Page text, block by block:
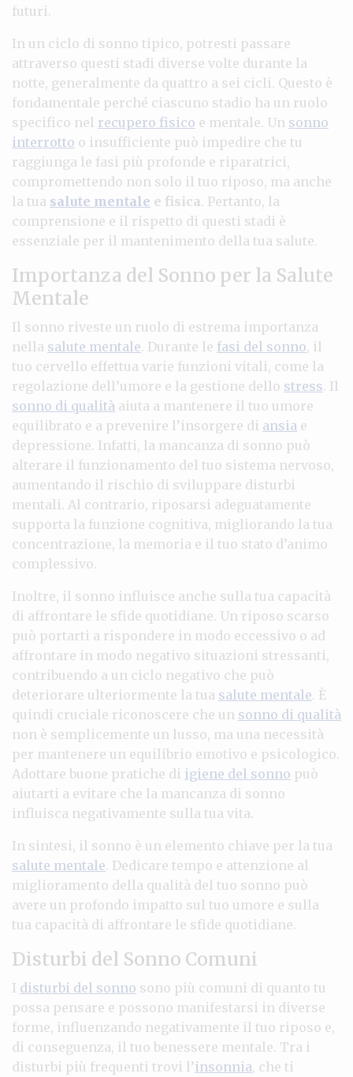
futuri.
In un ciclo di sonno tipico, potresti passare
attraverso questi stadi diverse volte durante la
notte, generalmente da quattro a sei cicli. Questo è
fondamentale perché ciascuno stadio ha un ruolo
specifico nel recupero fisico e mentale. Un sonno
interrotto o insufficiente può impedire che tu
raggiunga le fasi più profonde e riparatrici,
compromettendo non solo il tuo riposo, ma anche
la tua salute mentale e fisica. Pertanto, la
comprensione e il rispetto di questi stadi è
essenziale per il mantenimento della tua salute.
Importanza del Sonno per la Salute
Mentale
Il sonno riveste un ruolo di estrema importanza
nella salute mentale. Durante le fasi del sonno, il
tuo cervello effettua varie funzioni vitali, come la
regolazione dell’umore e la gestione dello stress. Il
sonno di qualità aiuta a mantenere il tuo umore
equilibrato e a prevenire l’insorgere di ansia e
depressione. Infatti, la mancanza di sonno può
alterare il funzionamento del tuo sistema nervoso,
aumentando il rischio di sviluppare disturbi
mentali. Al contrario, riposarsi adeguatamente
supporta la funzione cognitiva, migliorando la tua
concentrazione, la memoria e il tuo stato d’animo
complessivo.
Inoltre, il sonno influisce anche sulla tua capacità
di affrontare le sfide quotidiane. Un riposo scarso
può portarti a rispondere in modo eccessivo o ad
affrontare in modo negativo situazioni stressanti,
contribuendo a un ciclo negativo che può
deteriorare ulteriormente la tua salute mentale. È
quindi cruciale riconoscere che un sonno di qualità
non è semplicemente un lusso, ma una necessità
per mantenere un equilibrio emotivo e psicologico.
Adottare buone pratiche di igiene del sonno può
aiutarti a evitare che la mancanza di sonno
influisca negativamente sulla tua vita.
In sintesi, il sonno è un elemento chiave per la tua
salute mentale. Dedicare tempo e attenzione al
miglioramento della qualità del tuo sonno può
avere un profondo impatto sul tuo umore e sulla
tua capacità di affrontare le sfide quotidiane.
Disturbi del Sonno Comuni
I disturbi del sonno sono più comuni di quanto tu
possa pensare e possono manifestarsi in diverse
forme, influenzando negativamente il tuo riposo e,
di conseguenza, il tuo benessere mentale. Tra i
disturbi più frequenti trovi l’insonnia, che ti